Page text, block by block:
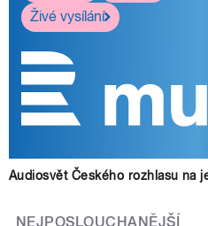
Živé vysílání
Audiosvět Českého rozhlasu na
NEJPOSLOUCHANĚJŠÍ